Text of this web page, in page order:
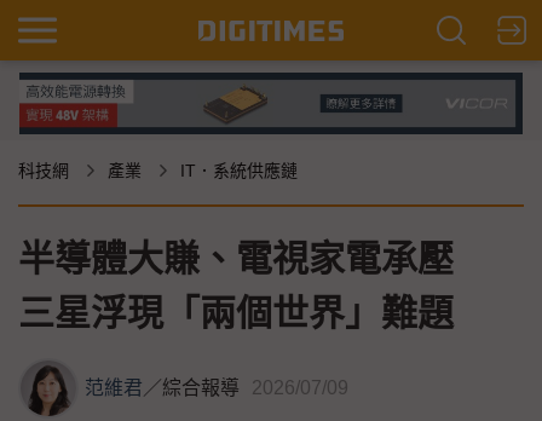
科技網 產業 IT．系統供應鏈
半導體大賺、電視家電承壓
三星浮現「兩個世界」難題
范維君／綜合報導 2026/07/09